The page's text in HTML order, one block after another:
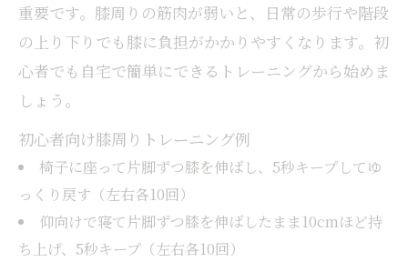
ッチ
太ももを意識した膝痛緩和エクササイズ
ひざ痛軽減に役立つ太もも筋トレの基本
膝周りの筋肉を鍛えて痛み予防するコツ
膝に負担かけない筋トレのフォーム解説
太もも強化で膝痛緩和を目指す運動習慣
ひざ痛を悪化させない日々の動き方の工夫
ひざ痛を予防する正しい歩き方のポイント
重要です。膝周りの筋肉が弱いと、日常の歩行や階段
の上り下りでも膝に負担がかかりやすくなります。初
心者でも自宅で簡単にできるトレーニングから始めま
しょう。
初心者向け膝周りトレーニング例
椅子に座って片脚ずつ膝を伸ばし、5秒キープしてゆ
っくり戻す（左右各10回）
仰向けで寝て片脚ずつ膝を伸ばしたまま10cmほど持
ち上げ、5秒キープ（左右各10回）